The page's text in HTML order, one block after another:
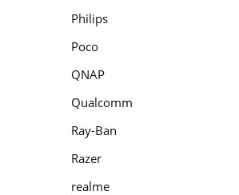
Philips
Poco
QNAP
Qualcomm
Ray-Ban
Razer
realme